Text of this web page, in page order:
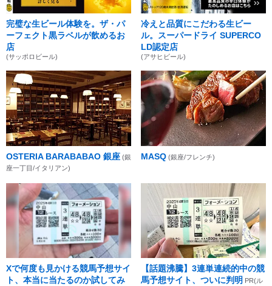
完璧な生ビール体験を。ザ・パ
ーフェクト黒ラベルが飲めるお
店
(サッポロビール)
冷えと品質にこだわる生ビー
ル。スーパードライ SUPERCO
LD認定店
(アサヒビール)
OSTERIA BARABABAO 銀座 (銀
座一丁目/イタリアン)
MASQ (銀座/フレンチ)
Xで何度も見かける競馬予想サイ
ト、本当に当たるのか試してみ
【話題沸騰】3連単連続的中の競
馬予想サイト、ついに判明 PR(ル